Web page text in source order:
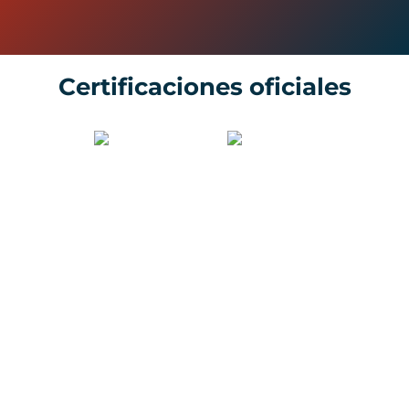
Certificaciones oficiales